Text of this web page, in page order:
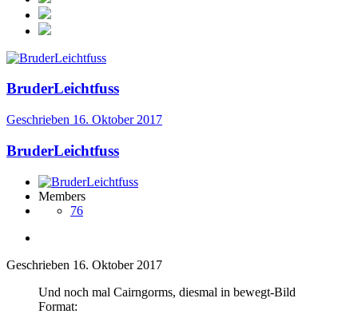
BruderLeichtfuss
Geschrieben 16. Oktober 2017
BruderLeichtfuss
Members
76
Geschrieben 16. Oktober 2017
Und noch mal Cairngorms, diesmal in bewegt-Bild
Format: